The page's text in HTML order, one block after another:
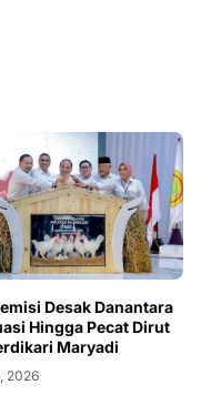
Desak Danantara
Hingga Pecat Dirut
Maryadi
2026